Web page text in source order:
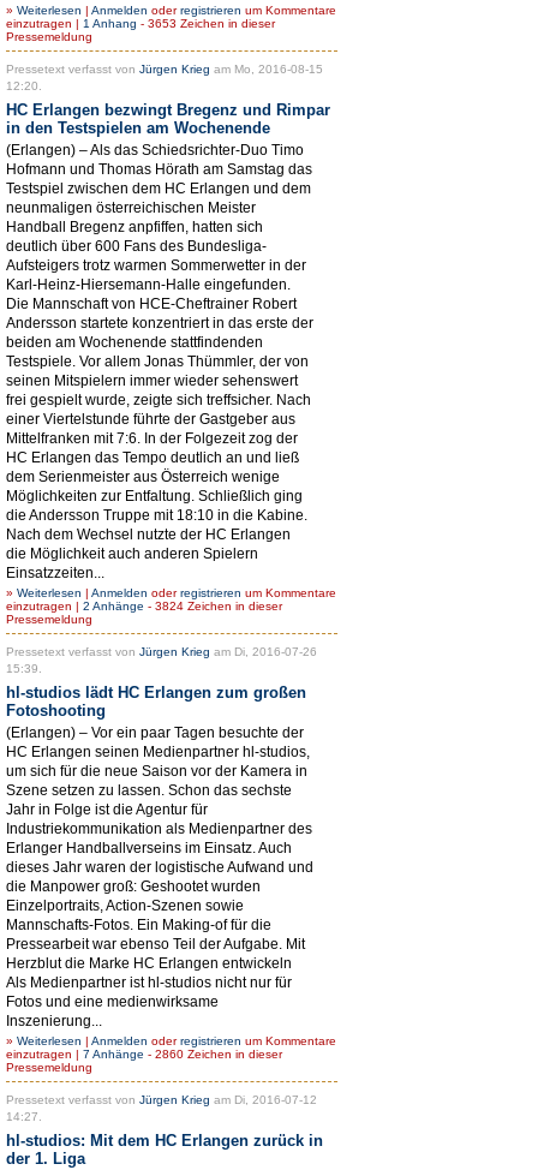
» Weiterlesen | Anmelden oderregistrieren um Kommentare
einzutragen | 1 Anhang - 3653 Zeichen in dieser
Pressemeldung
Pressetext verfasst von Jürgen Krieg am Mo, 2016-08-15
12:20.
HC Erlangen bezwingt Bregenz und Rimpar
in den Testspielen am Wochenende
(Erlangen) – Als das Schiedsrichter-Duo Timo
Hofmann und Thomas Hörath am Samstag das
Testspiel zwischen dem HC Erlangen und dem
neunmaligen österreichischen Meister
Handball Bregenz anpfiffen, hatten sich
deutlich über 600 Fans des Bundesliga-
Aufsteigers trotz warmen Sommerwetter in der
Karl-Heinz-Hiersemann-Halle eingefunden.
Die Mannschaft von HCE-Cheftrainer Robert
Andersson startete konzentriert in das erste der
beiden am Wochenende stattfindenden
Testspiele. Vor allem Jonas Thümmler, der von
seinen Mitspielern immer wieder sehenswert
frei gespielt wurde, zeigte sich treffsicher. Nach
einer Viertelstunde führte der Gastgeber aus
Mittelfranken mit 7:6. In der Folgezeit zog der
HC Erlangen das Tempo deutlich an und ließ
dem Serienmeister aus Österreich wenige
Möglichkeiten zur Entfaltung. Schließlich ging
die Andersson Truppe mit 18:10 in die Kabine.
Nach dem Wechsel nutzte der HC Erlangen
die Möglichkeit auch anderen Spielern
Einsatzzeiten...
» Weiterlesen | Anmelden oderregistrieren um Kommentare
einzutragen | 2 Anhänge - 3824 Zeichen in dieser
Pressemeldung
Pressetext verfasst von Jürgen Krieg am Di, 2016-07-26
15:39.
hl-studios lädt HC Erlangen zum großen
Fotoshooting
(Erlangen) – Vor ein paar Tagen besuchte der
HC Erlangen seinen Medienpartner hl-studios,
um sich für die neue Saison vor der Kamera in
Szene setzen zu lassen. Schon das sechste
Jahr in Folge ist die Agentur für
Industriekommunikation als Medienpartner des
Erlanger Handballverseins im Einsatz. Auch
dieses Jahr waren der logistische Aufwand und
die Manpower groß: Geshootet wurden
Einzelportraits, Action-Szenen sowie
Mannschafts-Fotos. Ein Making-of für die
Pressearbeit war ebenso Teil der Aufgabe. Mit
Herzblut die Marke HC Erlangen entwickeln
Als Medienpartner ist hl-studios nicht nur für
Fotos und eine medienwirksame
Inszenierung...
» Weiterlesen | Anmelden oderregistrieren um Kommentare
einzutragen | 7 Anhänge - 2860 Zeichen in dieser
Pressemeldung
Pressetext verfasst von Jürgen Krieg am Di, 2016-07-12
14:27.
hl-studios: Mit dem HC Erlangen zurück in
der 1. Liga